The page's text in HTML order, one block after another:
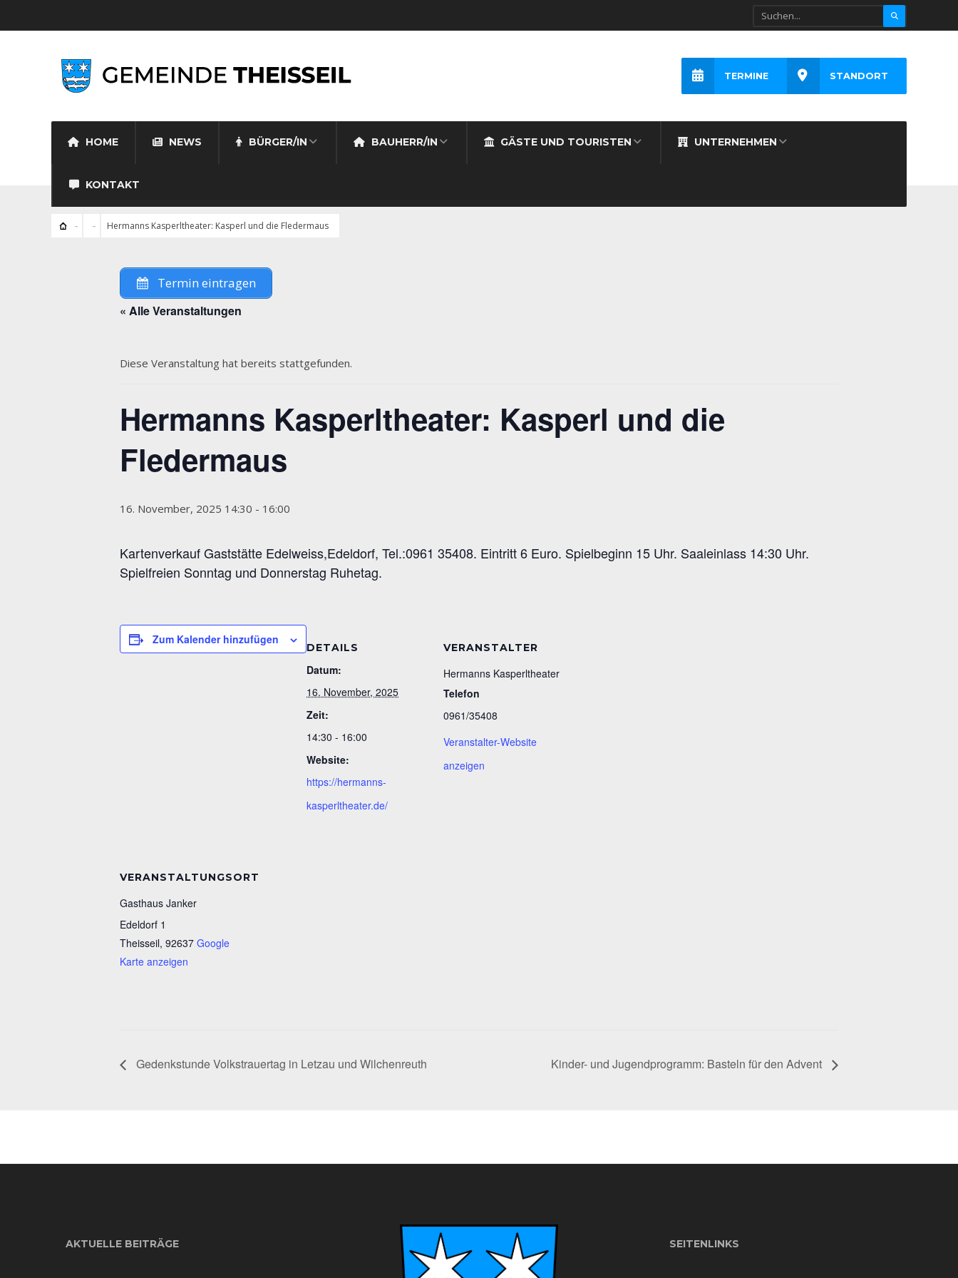
HOME NEWS BÜRGER/IN BAUHERR/IN GÄSTE UND TOURISTEN UNTERNEHMEN
KONTAKT
TERMINE STANDORT
Hermanns Kasperltheater: Kasperl und die Fledermaus
Termin eintragen
« Alle Veranstaltungen
Diese Veranstaltung hat bereits stattgefunden.
Hermanns Kasperltheater: Kasperl und die
Fledermaus
16. November, 2025 14:30 - 16:00
Kartenverkauf Gaststätte Edelweiss,Edeldorf, Tel.:0961 35408. Eintritt 6 Euro. Spielbeginn 15 Uhr. Saaleinlass 14:30 Uhr.
Spielfreien Sonntag und Donnerstag Ruhetag.
Zum Kalender hinzufügen
DETAILS
Datum:
16. November, 2025
Zeit:
14:30 - 16:00
Website:
https://hermanns-
kasperltheater.de/
VERANSTALTER
Hermanns Kasperltheater
Telefon
0961/35408
Veranstalter-Website
anzeigen
VERANSTALTUNGSORT
Gasthaus Janker
Edeldorf 1
Theisseil, 92637 Google
Karte anzeigen
Gedenkstunde Volkstrauertag in Letzau und Wilchenreuth Kinder- und Jugendprogramm: Basteln für den Advent
AKTUELLE BEITRÄGE SEITENLINKS